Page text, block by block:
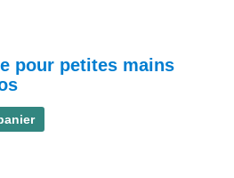
pour petites mains